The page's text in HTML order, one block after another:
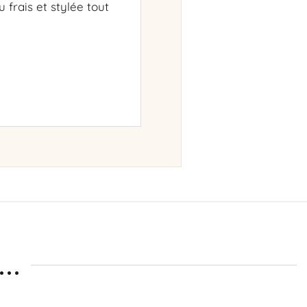
frais et stylée tout
une liberté de